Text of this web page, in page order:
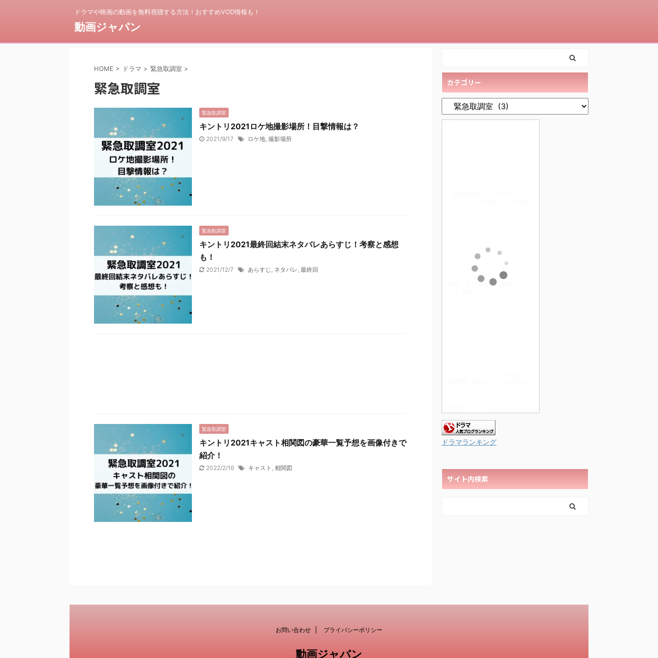
ドラマや映画の動画を無料視聴する方法！おすすめVOD情報も！
動画ジャパン
HOME > ドラマ > 緊急取調室 >
緊急取調室
緊急取調室
キントリ2021ロケ地撮影場所！目撃情報は？
2021/9/17 ロケ地, 撮影場所
緊急取調室
キントリ2021最終回結末ネタバレあらすじ！考察と感想
も！
2021/12/7 あらすじ , ネタバレ, 最終回
緊急取調室
キントリ2021キャスト相関図の豪華一覧予想を画像付きで
紹介！
2022/2/16 キャスト , 相関図
カテゴリー
ドラマランキング
サイト内検索
お問い合わせ プライバシーポリシー
動画ジャパン